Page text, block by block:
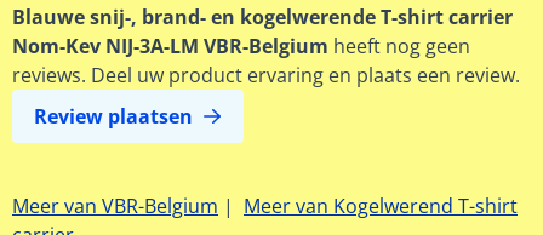
Blauwe snij-, brand- en kogelwerende T-shirt carrier
Nom-Kev NIJ-3A-LM VBR-Belgium heeft nog geen
reviews. Deel uw product ervaring en plaats een review.
Review plaatsen
Meer van VBR-Belgium | Meer van Kogelwerend T-shirt